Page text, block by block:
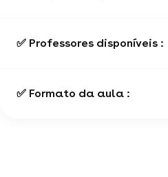
✅ Professores disponíveis :
✅ Formato da aula :